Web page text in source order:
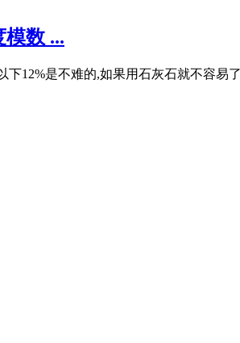
数 ...
12%是不难的,如果用石灰石就不容易